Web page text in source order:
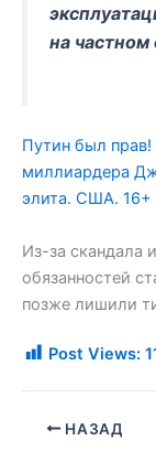
на частном
Путин был прав!
миллиардера
элита. США. 16+
Из-за скандала
обязанностей
позже лишили
Post Views:
НАЗАД